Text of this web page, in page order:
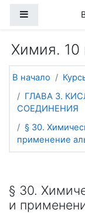
Боковая
Химия. 10
В начало
ГЛАВА 3.
СОЕДИНЕНИЯ
§ 30.
применение
§ 30.
и